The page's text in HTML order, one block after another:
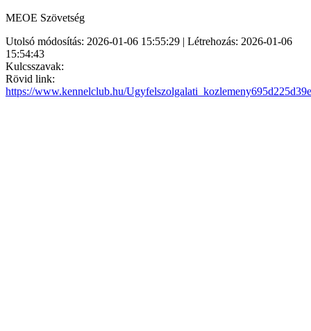
MEOE Szövetség
Utolsó módosítás: 2026-01-06 15:55:29 | Létrehozás: 2026-01-06
15:54:43
Kulcsszavak:
Rövid link:
https://www.kennelclub.hu/